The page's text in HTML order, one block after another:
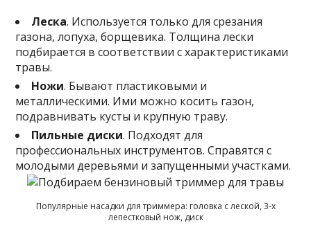
Леска. Используется только для срезания
газона, лопуха, борщевика. Толщина лески
подбирается в соответствии с характеристиками
травы.
Ножи. Бывают пластиковыми и
металлическими. Ими можно косить газон,
подравнивать кусты и крупную траву.
Пильные диски. Подходят для
профессиональных инструментов. Справятся с
молодыми деревьями и запущенными участками.
Популярные насадки для триммера: головка с леской, 3-х
лепестковый нож, диск